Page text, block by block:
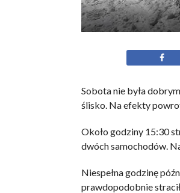
Sobota nie była
ślisko. Na efekty
Około godziny 15:30
dwóch samochodów.
Niespełna godzinę
prawdopodobnie